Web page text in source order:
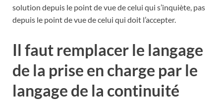
solution depuis le point de vue de celui qui s’inquiète, pas
depuis le point de vue de celui qui doit l’accepter.
Il faut remplacer le langage
de la prise en charge par le
langage de la continuité